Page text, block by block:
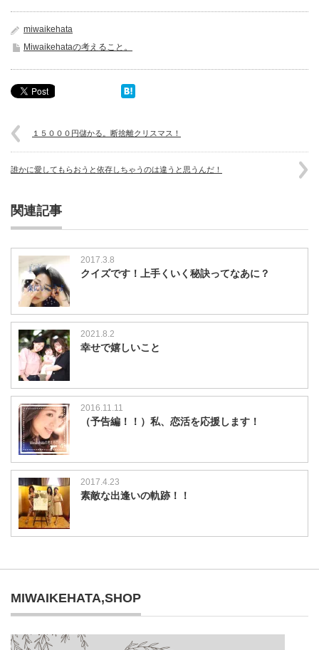
miwaikehata
Miwaikehataの考えること。
１５０００円儲かる。断捨離クリスマス！
誰かに愛してもらおうと依存しちゃうのは違うと思うんだ！
関連記事
2017.3.8
クイズです！上手くいく秘訣ってなあに？
2021.8.2
幸せで嬉しいこと
2016.11.11
（予告編！！）私、恋活を応援します！
2017.4.23
素敵な出逢いの軌跡！！
MIWAIKEHATA,SHOP